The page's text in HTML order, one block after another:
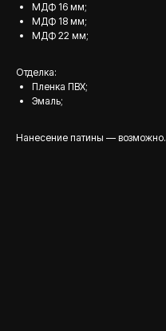
МДФ 16 мм;
МДФ 18 мм;
МДФ 22 мм;
Отделка:
Пленка ПВХ;
Эмаль;
Нанесение патины — возможно.